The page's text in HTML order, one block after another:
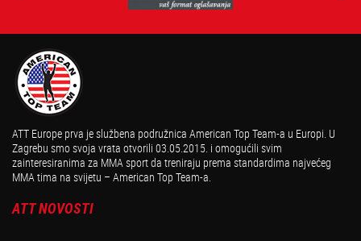
ATT Europe prva je službena podružnica American Top Team-a u Europi. U
Zagrebu smo svoja vrata otvorili 03.05.2015. i omogućili svim
zainteresiranima za MMA sport da treniraju prema standardima najvećeg
MMA tima na svijetu – American Top Team-a.
ATT NOVOSTI